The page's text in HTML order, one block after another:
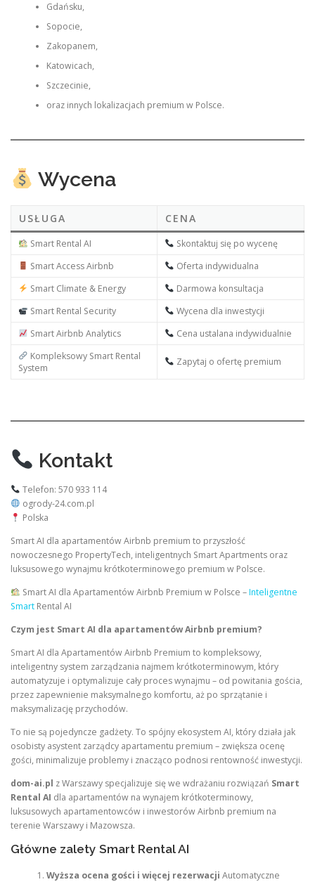
Gdańsku,
Sopocie,
Zakopanem,
Katowicach,
Szczecinie,
oraz innych lokalizacjach premium w Polsce.
Wycena
USŁUGA CENA
Smart Rental AI
Skontaktuj się po wycenę
Smart Access Airbnb
Oferta indywidualna
Smart Climate & Energy
Darmowa konsultacja
Smart Rental Security
Wycena dla inwestycji
Smart Airbnb Analytics
Cena ustalana indywidualnie
Kompleksowy Smart Rental
System
Zapytaj o ofertę premium
Kontakt
Telefon: 570 933 114
ogrody-24.com.pl
Polska
Smart AI dla apartamentów Airbnb premium to przyszłość
nowoczesnego PropertyTech, inteligentnych Smart Apartments oraz
luksusowego wynajmu krótkoterminowego premium w Polsce.
Smart AI dla Apartamentów Airbnb Premium w Polsce –Inteligentne
Smart Rental AI
Czym jest Smart AI dla apartamentów Airbnb premium?
Smart AI dla Apartamentów Airbnb Premium to kompleksowy,
inteligentny system zarządzania najmem krótkoterminowym, który
automatyzuje i optymalizuje cały proces wynajmu – od powitania gościa,
przez zapewnienie maksymalnego komfortu, aż po sprzątanie i
maksymalizację przychodów.
To nie są pojedyncze gadżety. To spójny ekosystem AI, który działa jak
osobisty asystent zarządcy apartamentu premium – zwiększa ocenę
gości, minimalizuje problemy i znacząco podnosi rentowność inwestycji.
dom-ai.pl z Warszawy specjalizuje się we wdrażaniu rozwiązań Smart
Rental AI dla apartamentów na wynajem krótkoterminowy,
luksusowych apartamentowców i inwestorów Airbnb premium na
terenie Warszawy i Mazowsza.
Główne zalety Smart Rental AI
Wyższa ocena gości i więcej rezerwacji Automatyczne